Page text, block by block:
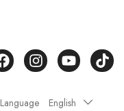
Language English